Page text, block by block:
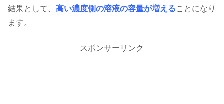
結果として、 高い濃度側の溶液の容量が増えることになり
ます。
スポンサーリンク